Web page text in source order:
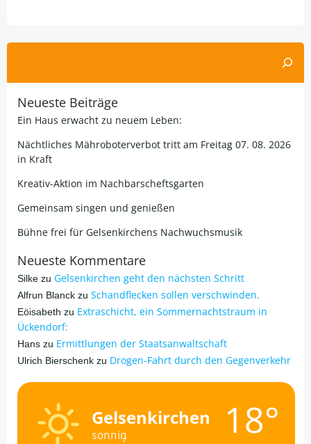
Neueste Beiträge
Ein Haus erwacht zu neuem Leben:
Nächtliches Mähroboterverbot tritt am Freitag 07. 08. 2026
in Kraft
Kreativ-Aktion im Nachbarscheftsgarten
Gemeinsam singen und genießen
Bühne frei für Gelsenkirchens Nachwuchsmusik
Neueste Kommentare
Silke zu Gelsenkirchen geht den nächsten Schritt
Alfrun Blanck zu Schandflecken sollen verschwinden.
Eöisabeth zu Extraschicht, ein Sommernachtstraum in
Ückendorf:
Hans zu Ermittlungen der Staatsanwaltschaft
Ulrich Bierschenk zu Drogen-Fahrt durch den Gegenverkehr
Gelsenkirchen
sonnig 18°